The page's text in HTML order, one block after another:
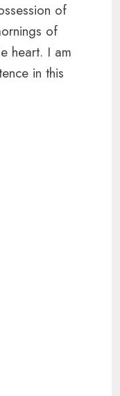
of
of
heart. I am
in this